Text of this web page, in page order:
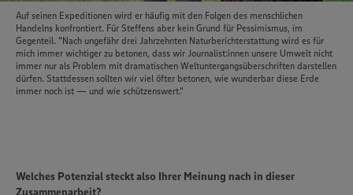
Auf seinen Expeditionen wird er häufig mit den Folgen des menschlichen
Handelns konfrontiert. Für Steffens aber kein Grund für Pessimismus, im
Gegenteil. "Nach ungefähr drei Jahrzehnten Naturberichterstattung wird es für
mich immer wichtiger zu betonen, dass wir Journalist:innen unsere Umwelt nicht
immer nur als Problem mit dramatischen Weltuntergangsüberschriften darstellen
dürfen. Stattdessen sollten wir viel öfter betonen, wie wunderbar diese Erde
immer noch ist — und wie schützenswert."
Welches Potenzial steckt also Ihrer Meinung nach in dieser
Zusammenarbeit?